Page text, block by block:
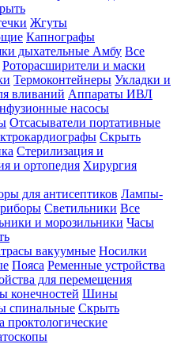
Жгуты
Капнографы
дыхательные Амбу Все
Роторасширители и маски
Термоконтейнеры Укладки и
вливаний Аппараты ИВЛ
насосы
Отсасыватели портативные
Скрыть
Стерилизация и
и ортопедия Хирургия
для антисептиков Лампы-
Светильники Все
и морозильники Часы
вакуумные Носилки
Пояса Ременные устройства
для перемещения
конечностей Шины
спинальные Скрыть
проктологические